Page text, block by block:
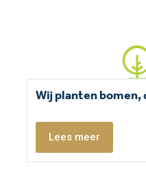
Wij planten bomen,
Lees meer